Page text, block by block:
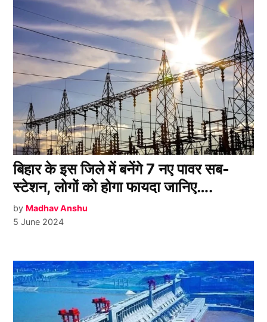
बिहार के इस जिले में बनेंगे 7 नए पावर सब-
स्टेशन, लोगों को होगा फायदा जानिए….
by Madhav Anshu
5 June 2024